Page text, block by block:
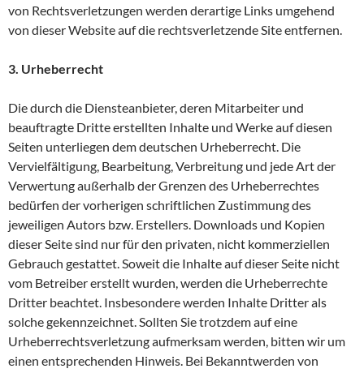
von Rechtsverletzungen werden derartige Links umgehend
von dieser Website auf die rechtsverletzende Site entfernen.
3. Urheberrecht
Die durch die Diensteanbieter, deren Mitarbeiter und
beauftragte Dritte erstellten Inhalte und Werke auf diesen
Seiten unterliegen dem deutschen Urheberrecht. Die
Vervielfältigung, Bearbeitung, Verbreitung und jede Art der
Verwertung außerhalb der Grenzen des Urheberrechtes
bedürfen der vorherigen schriftlichen Zustimmung des
jeweiligen Autors bzw. Erstellers. Downloads und Kopien
dieser Seite sind nur für den privaten, nicht kommerziellen
Gebrauch gestattet. Soweit die Inhalte auf dieser Seite nicht
vom Betreiber erstellt wurden, werden die Urheberrechte
Dritter beachtet. Insbesondere werden Inhalte Dritter als
solche gekennzeichnet. Sollten Sie trotzdem auf eine
Urheberrechtsverletzung aufmerksam werden, bitten wir um
einen entsprechenden Hinweis. Bei Bekanntwerden von